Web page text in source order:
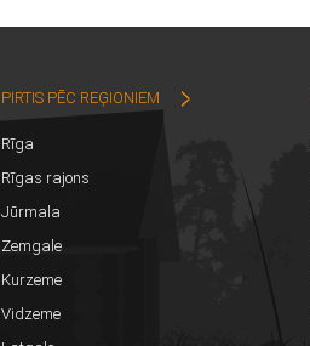
PIRTIS PĒC REĢIONIEM
Rīga
Rīgas rajons
Jūrmala
Zemgale
Kurzeme
Vidzeme